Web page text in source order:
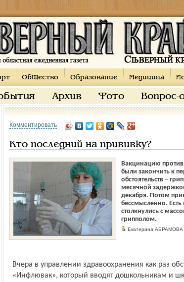
Общество Образование Медицина
Архив Фото Вопрос-
Комментировать
Кто последний на прививку?
Вакцинацию
были закончить к
обстоятельств –
месячной
декабря. Потом
бессмысленно.
столкнулись с
грипполом.
Екатерина АБРАМОВА
Вчера в управлении здравоохранения как раз
«Инфлювак», который вводят дошкольникам и